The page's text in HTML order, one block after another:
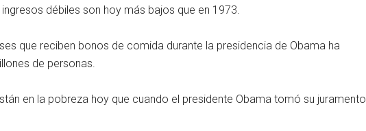
débiles son hoy más bajos que en 1973.
que reciben bonos de comida durante la presidencia de Obama ha
de personas.
en la pobreza hoy que cuando el presidente Obama tomó su juramento